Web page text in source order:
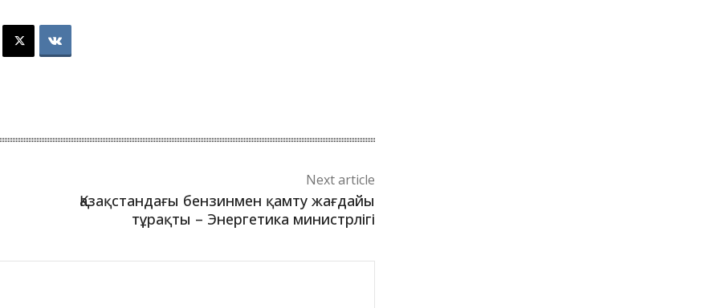
Next article
Қазақстандағы бензинмен қамту жағдайы
тұрақты – Энергетика министрлігі